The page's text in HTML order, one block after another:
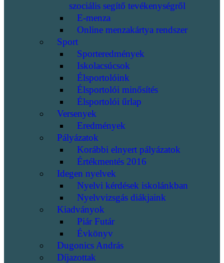
szociális segítő tevékenységről
E-menza
Online menzakártya rendszer
Sport
Sporteredmények
Iskolacsúcsok
Élsportolóink
Élsportolói minősítés
Élsportolói űrlap
Versenyek
Eredmények
Pályázatok
Korábbi elnyert pályázatok
Értékmentés 2016
Idegen nyelvek
Nyelvi kérdések iskolánkban
Nyelvvizsgás diákjaink
Kiadványok
Piár Futár
Évkönyv
Dugonics András
Díjazottak